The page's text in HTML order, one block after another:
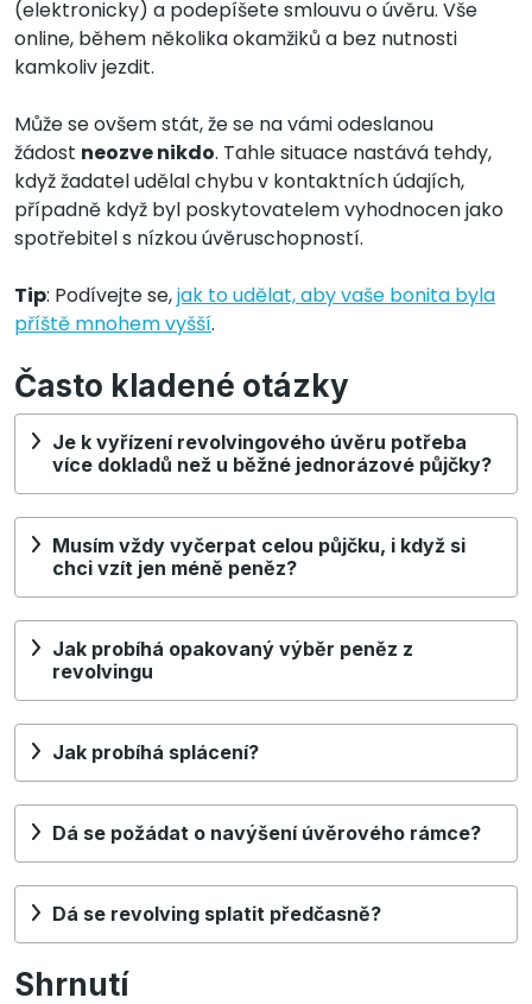
(elektronicky) a podepíšete smlouvu o úvěru. Vše
online, během několika okamžiků a bez nutnosti
kamkoliv jezdit.
Může se ovšem stát, že se na vámi odeslanou
žádost neozve nikdo. Tahle situace nastává tehdy,
když žadatel udělal chybu v kontaktních údajích,
případně když byl poskytovatelem vyhodnocen jako
spotřebitel s nízkou úvěruschopností.
Tip: Podívejte se,jak to udělat, aby vaše bonita byla
příště mnohem vyšší.
Často kladené otázky
Je k vyřízení revolvingového úvěru potřeba
více dokladů než u běžné jednorázové půjčky?
Musím vždy vyčerpat celou půjčku, i když si
chci vzít jen méně peněz?
Jak probíhá opakovaný výběr peněz z
revolvingu
Jak probíhá splácení?
Dá se požádat o navýšení úvěrového rámce?
Dá se revolving splatit předčasně?
Shrnutí